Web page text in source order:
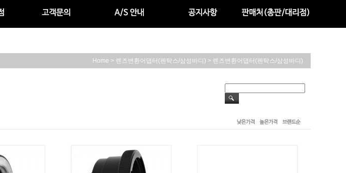
Home > 렌즈변환어댑터(펜탁스/삼성바디) > 렌즈변환어댑터(펜탁스/삼성바디)